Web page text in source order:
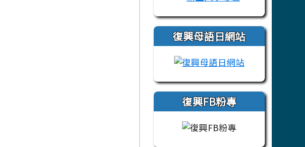
復興母語日網站
link to https://
復興FB粉專